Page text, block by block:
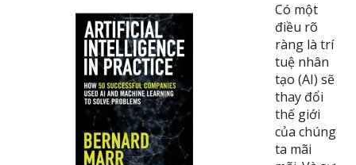
Có một
điều rõ
ràng là trí
tuệ nhân
tạo (AI) sẽ
thay đổi
thế giới
của chúng
ta mãi